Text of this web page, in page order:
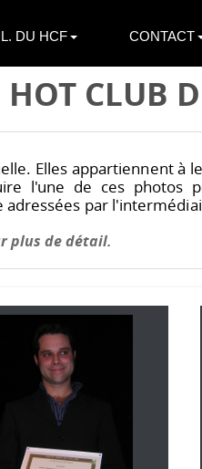
DU HCF CONTACT
CLUB
Elles appartiennent à
l'une de ces photos
par
plus de détail.